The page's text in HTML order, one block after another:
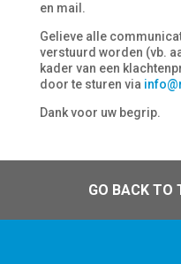
en mail.
Gelieve alle
verstuurd worden (vb.
kader van een
door te sturen via
Dank voor uw begrip.
GO BACK TO